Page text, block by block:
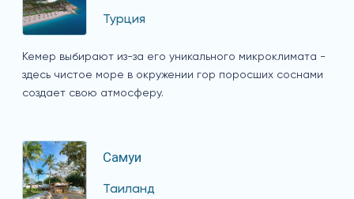
Турция
Кемер выбирают из-за его уникального микроклимата -
здесь чистое море в окружении гор поросших соснами
создает свою атмосферу.
Самуи
Таиланд